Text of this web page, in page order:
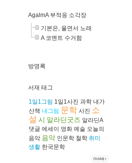
AgalmA 부적응 소각장
기본은, 울면서 노래
A 코멘트 수거함
방명록
서재 태그
1일1그림 1일1사진 과학 내가
산책 내그림 문학 사진 소
설 시 알라딘굿즈 알라딘A
댓글 에세이 영화 예술 오늘의
음악 음악 인문학 철학 취미
생활 한국문학